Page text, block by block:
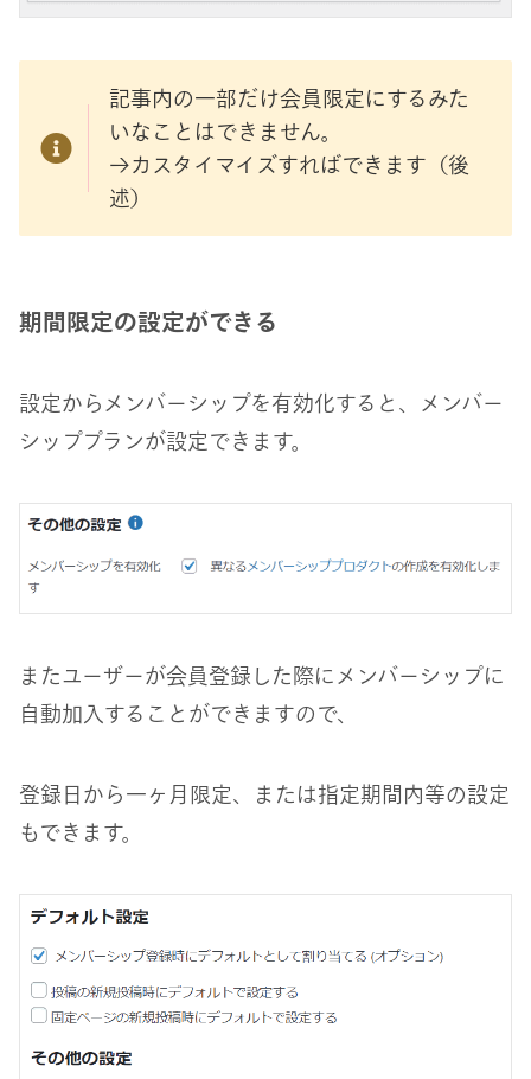
記事内の一部だけ会員限定にするみた
いなことはできません。
→カスタイマイズすればできます（後
述）
期間限定の設定ができる
設定からメンバーシップを有効化すると、メンバー
シッププランが設定できます。
またユーザーが会員登録した際にメンバーシップに
自動加入することができますので、
登録日から一ヶ月限定、または指定期間内等の設定
もできます。